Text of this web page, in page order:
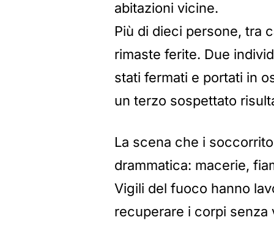
abitazioni vicine.
Più di dieci persone, tra
rimaste ferite. Due
stati fermati e portati in
un terzo sospettato
La scena che i
drammatica: macerie,
Vigili del fuoco hanno
recuperare i corpi senza